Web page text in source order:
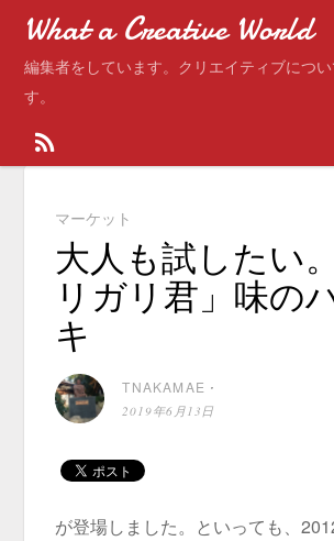
What a Creative World
編集者をしています。クリエイティブにつ
す。
マーケット
大人も試したい
リガリ君」味の
キ
TNAKAMAE ⋅
2019年6月13日
が登場しました。といっても、